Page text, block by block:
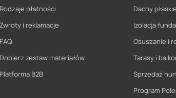
Rodzaje płatności
Zwroty i reklamacje
FAQ
Dobierz zestaw materiałów
Platforma B2B
Dachy płaskie
Izolacja
Osuszanie i
Tarasy i
Sprzedaż
Program